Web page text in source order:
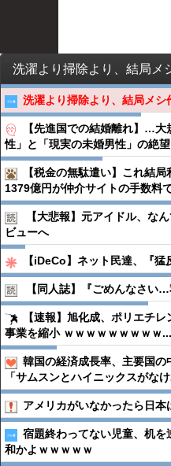
洗濯より掃除より、結局メ
洗濯より掃除より、結局メ
【先進国での結婚離れ】…
性」と「現実の未婚男性」の絶
【税金の無駄遣い】これ結
1379億円が仲介サイトの手数料
【大悲報】元アイドル、な
ビューへ
【iDeCo】ネット民達、『
【同人誌】『ごめんなさい
【速報】旭化成、ポリエチ
事業を縮小 ｗｗｗｗｗｗｗｗｗ...
韓国の経済成長率、主要国
「サムスンとハイニックスがな
アメリカがいなかったら日本
宿題終わってない児童、机
和かよｗｗｗｗｗ